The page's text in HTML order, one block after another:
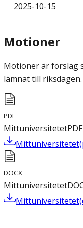
2025-10-15
Motioner
Motioner är förslag
lämnat till riksdagen.
PDF
MittuniversitetetPDF
Mittuniversitetet(
DOCX
Mittuniversitetet
Mittuniversitetet(